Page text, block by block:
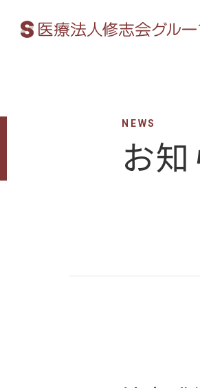
NEWS
お